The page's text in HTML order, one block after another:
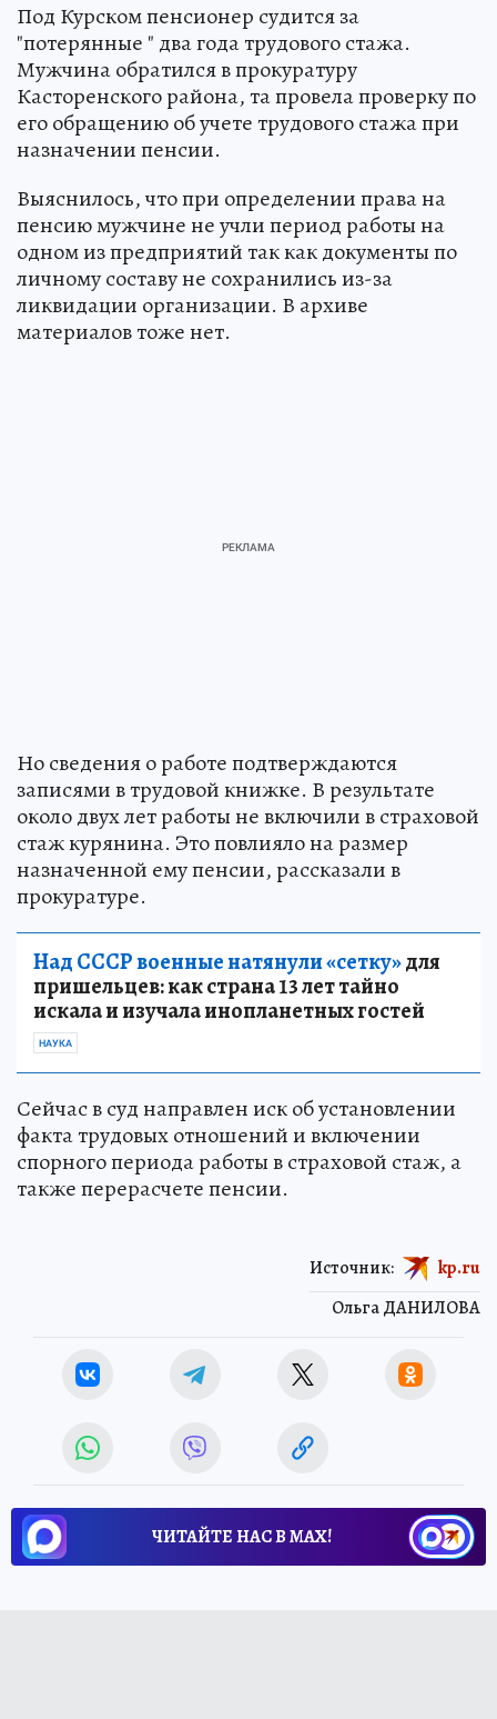
Под Курском пенсионер судится за
"потерянные " два года трудового стажа.
Мужчина обратился в прокуратуру
Касторенского района, та провела проверку по
его обращению об учете трудового стажа при
назначении пенсии.
Выяснилось, что при определении права на
пенсию мужчине не учли период работы на
одном из предприятий так как документы по
личному составу не сохранились из-за
ликвидации организации. В архиве
материалов тоже нет.
Но сведения о работе подтверждаются
записями в трудовой книжке. В результате
около двух лет работы не включили в страховой
стаж курянина. Это повлияло на размер
назначенной ему пенсии, рассказали в
прокуратуре.
Над СССР военные натянули «сетку»для
пришельцев: как страна 13 лет тайно
искала и изучала инопланетных гостей
НАУКА
Сейчас в суд направлен иск об установлении
факта трудовых отношений и включении
спорного периода работы в страховой стаж, а
также перерасчете пенсии.
Ольга ДАНИЛОВА
Источник: kp.ru
ЧИТАЙТЕ НАС В МАХ!